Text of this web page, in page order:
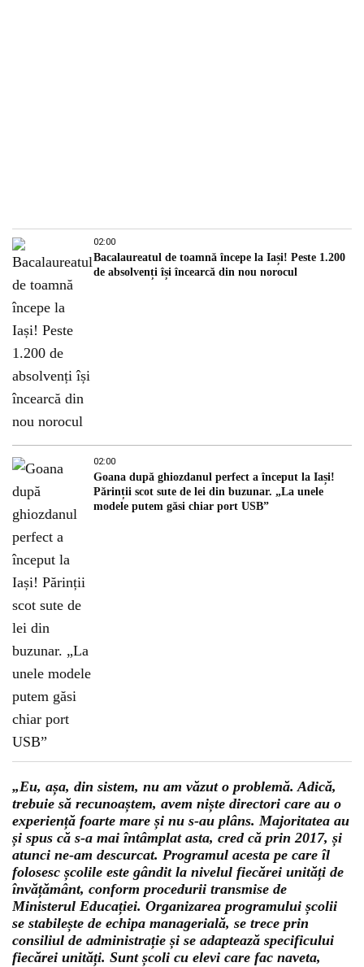
02:00
Bacalaureatul de toamnă începe la Iași! Peste 1.200
de absolvenți își încearcă din nou norocul
02:00
Goana după ghiozdanul perfect a început la Iași!
Părinții scot sute de lei din buzunar. „La unele
modele putem găsi chiar port USB”
„Eu, așa, din sistem, nu am văzut o problemă. Adică,
trebuie să recunoaștem, avem niște directori care au o
experiență foarte mare și nu s-au plâns. Majoritatea au
și spus că s-a mai întâmplat asta, cred că prin 2017, și
atunci ne-am descurcat. Programul acesta pe care îl
folosesc școlile este gândit la nivelul fiecărei unități de
învățământ, conform procedurii transmise de
Ministerul Educației. Organizarea programului școlii
se stabilește de echipa managerială, se trece prin
consiliul de administrație și se adaptează specificului
fiecărei unități. Sunt școli cu elevi care fac naveta,